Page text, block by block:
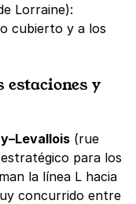
Lorraine):
cubierto y a los
estaciones y
(rue
para los
la línea L hacia
concurrido entre